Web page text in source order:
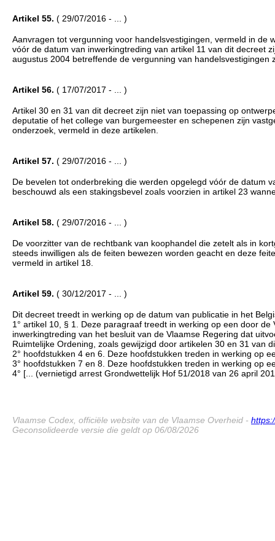
Artikel 55. ( 29/07/2016 - ... )
Aanvragen tot vergunning voor handelsvestigingen, vermeld in
vóór de datum van inwerkingtreding van artikel 11 van dit decreet
augustus 2004 betreffende de vergunning van
Artikel 56. ( 17/07/2017 - ... )
Artikel 30 en 31 van dit decreet zijn niet van toepassing op
deputatie of het college van burgemeester en schepenen zijn
onderzoek, vermeld in deze artikelen.
Artikel 57. ( 29/07/2016 - ... )
De bevelen tot onderbreking die werden opgelegd vóór de datum
beschouwd als een stakingsbevel zoals voorzien in artikel 23
Artikel 58. ( 29/07/2016 - ... )
De voorzitter van de rechtbank van koophandel die zetelt als in
steeds inwilligen als de feiten bewezen worden geacht en deze
vermeld in artikel 18.
Artikel 59. ( 30/12/2017 - ... )
Dit decreet treedt in werking op de datum van publicatie in het
1° artikel 10, § 1. Deze paragraaf treedt in werking op een door
inwerkingtreding van het besluit van de Vlaamse Regering dat
Ruimtelijke Ordening, zoals gewijzigd door artikelen 30 en 31 van
2° hoofdstukken 4 en 6. Deze hoofdstukken treden in werking op
3° hoofdstukken 7 en 8. Deze hoofdstukken treden in werking op
4° [... (vernietigd arrest Grondwettelijk Hof 51/2018 van 26 april
Vlaamse Codex, officiële website van de Vlaamse Overheid -
Geconsolideerde versie die geldt op 06/08/2026